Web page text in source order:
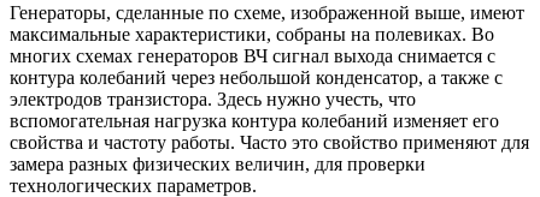
Генераторы, сделанные по схеме, изображенной выше, имеют
максимальные характеристики, собраны на полевиках. Во
многих схемах генераторов ВЧ сигнал выхода снимается с
контура колебаний через небольшой конденсатор, а также с
электродов транзистора. Здесь нужно учесть, что
вспомогательная нагрузка контура колебаний изменяет его
свойства и частоту работы. Часто это свойство применяют для
замера разных физических величин, для проверки
технологических параметров.